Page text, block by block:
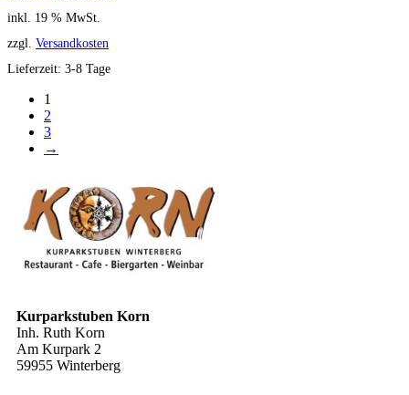
inkl. 19 % MwSt.
zzgl. Versandkosten
Lieferzeit: 3-8 Tage
1
2
3
→
Kurparkstuben Korn
Inh. Ruth Korn
Am Kurpark 2
59955 Winterberg